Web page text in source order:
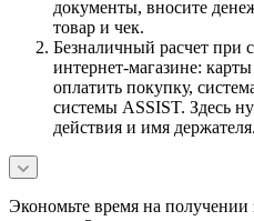
документы, вносите
товар и чек.
Безналичный расчет при
интернет-магазине:
оплатить покупку,
системы ASSIST. Здесь
действия и имя держателя.
Экономьте время на получении